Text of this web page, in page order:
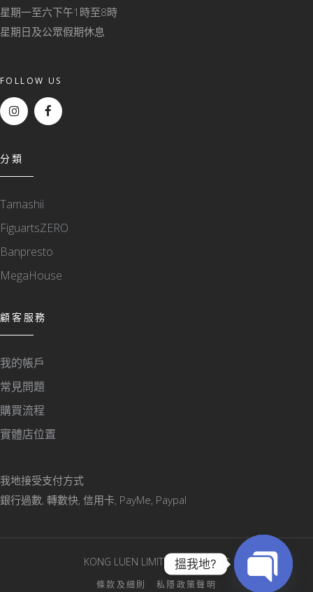
星期一至六下午1時至8時
星期日及公眾假期休息
FOLLOW US
分類
Tamashii
FiguartsZERO
Banpresto
MegaHouse
顧客服務
我的帳戶
常見問題
購買流程
實體店位置
我地接受支付方式
銀行過數, 轉數快, 信用卡, PayMe, Paypal
KONG LUEN LIMITED © 版權所有
條款及細則 私隱政策聲明
搵我地?